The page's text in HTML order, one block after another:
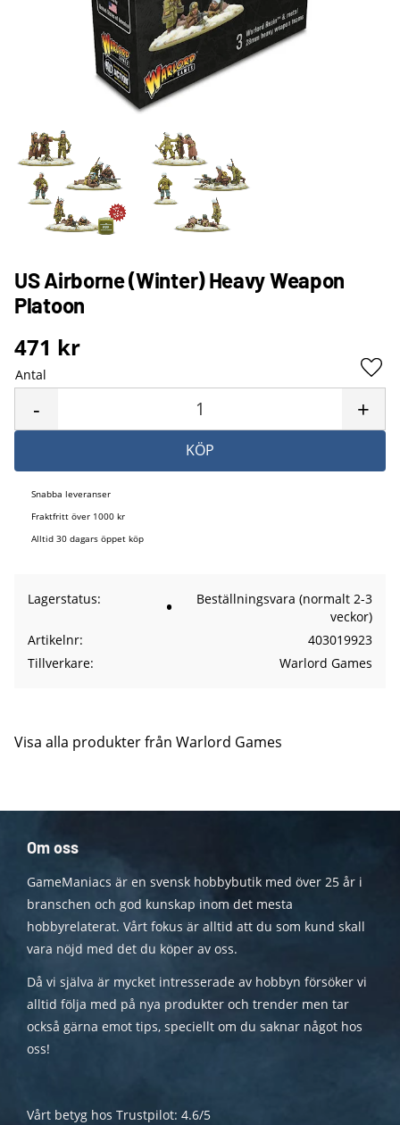
US Airborne (Winter) Heavy Weapon
Platoon
471 kr
Antal
+
-
KÖP
Snabba leveranser
Fraktfritt över 1000 kr
Alltid 30 dagars öppet köp
Lagerstatus
Beställningsvara (normalt 2-3
veckor)
Artikelnr
403019923
Tillverkare
Warlord Games
Visa alla produkter från Warlord Games
Om oss
GameManiacs är en svensk hobbybutik med över 25 år i
branschen och god kunskap inom det mesta
hobbyrelaterat. Vårt fokus är alltid att du som kund skall
vara nöjd med det du köper av oss.
Då vi själva är mycket intresserade av hobbyn försöker vi
alltid följa med på nya produkter och trender men tar
också gärna emot tips, speciellt om du saknar något hos
oss!
Vårt betyg hos Trustpilot: 4.6/5